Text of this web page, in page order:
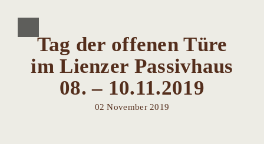
Tag der offenen Türe
im Lienzer Passivhaus
08. – 10.11.2019
02 November 2019